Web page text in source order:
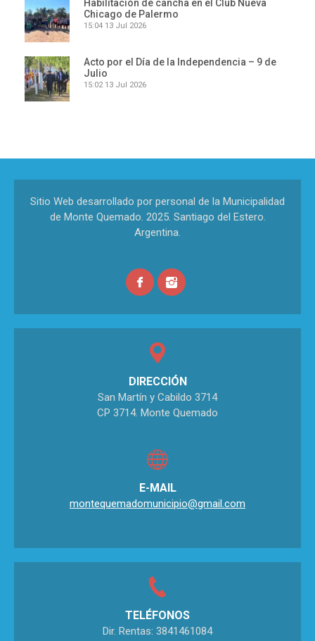
Habilitación de cancha en el Club Nueva
Chicago de Palermo
15:04 13 Jul 2026
Acto por el Día de la Independencia – 9 de
Julio
15:02 13 Jul 2026
Sitio Web desarrollado por personal de la Municipalidad
de Monte Quemado. 2025. Santiago del Estero.
Argentina.
DIRECCIÓN
San Martín y Cabildo 3714
CP 3714. Monte Quemado
E-MAIL
montequemadomunicipio@gmail.com
TELÉFONOS
Dir. Rentas: 3841461084